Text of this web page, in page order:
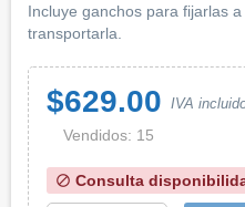
Incluye ganchos para fijarlas
transportarla.
$629.00 IVA
Vendidos: 15
block Consulta